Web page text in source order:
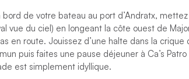
de votre bateau au port d’Andratx,
vue du ciel) en longeant la côte ouest de
en route. Jouissez d’une halte dans la crique
puis faites une pause déjeuner à Ca’s
est simplement idyllique.